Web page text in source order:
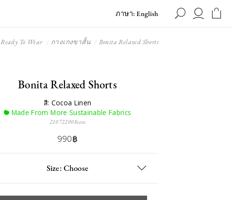
ภาษา: English
Ready To Wear กางเกงขาสั้น Bonita Relaxed Shorts
Bonita Relaxed Shorts
สี: Cocoa Linen
Made From More Sustainable Fabrics
210722008coxs
990฿
Size: Choose